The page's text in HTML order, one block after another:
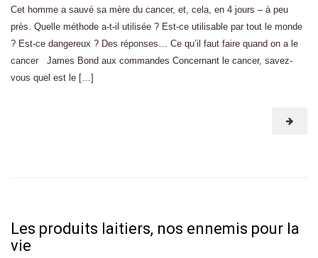
Cet homme a sauvé sa mère du cancer, et, cela, en 4 jours – à peu
près. Quelle méthode a-t-il utilisée ? Est-ce utilisable par tout le monde
? Est-ce dangereux ? Des réponses… Ce qu’il faut faire quand on a le
cancer James Bond aux commandes Concernant le cancer, savez-
vous quel est le […]
Les produits laitiers, nos ennemis pour la
vie